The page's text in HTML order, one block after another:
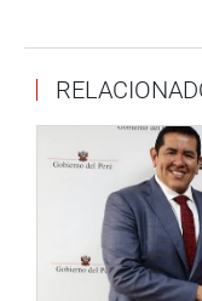
crecimiento
factores
organizacionales
economías de
de aglomeración.
En ese contexto
como medio de